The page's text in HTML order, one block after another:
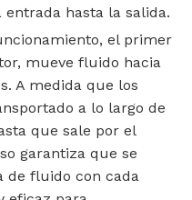
hasta la salida.
el primer
mueve fluido hacia
A medida que los
a lo largo de
que sale por el
garantiza que se
de fluido con cada